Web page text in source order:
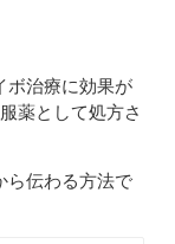
ボ治療に効果が
薬として処方さ
ら伝わる方法で